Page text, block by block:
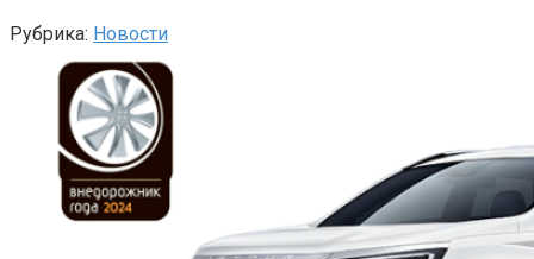
Рубрика: Новости